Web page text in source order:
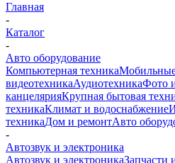
Главная
-
Каталог
-
Авто оборудование
Компьютерная техникаМобильные
видеотехникаАудиотехникаФото
канцелярияКрупная бытовая
техникаКлимат и водоснабжение
техникаДом и ремонтАвто
-
Автозвук и электроника
Автозвук и электроникаЗапчасти